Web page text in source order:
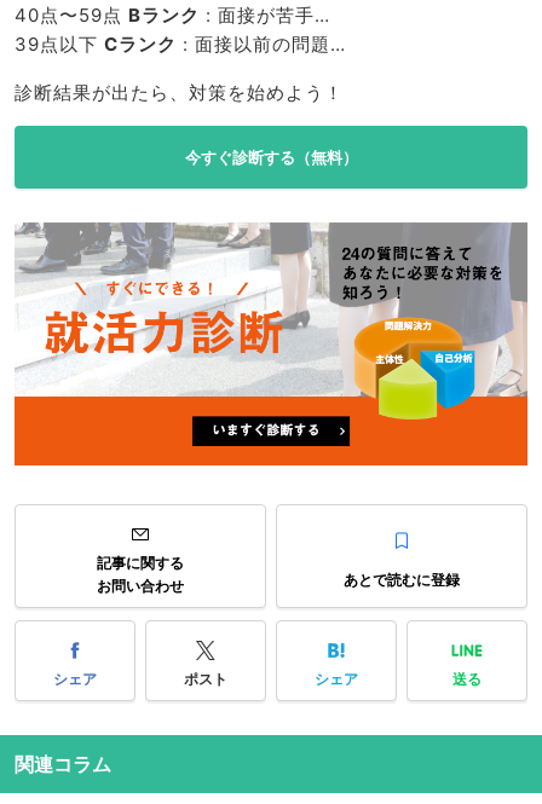
40点〜59点 Bランク : 面接が苦手…
39点以下 Cランク : 面接以前の問題…
診断結果が出たら、対策を始めよう！
今すぐ診断する（無料）
記事に関する
お問い合わせ
あとで読むに登録
シェア ポスト シェア 送る
関連コラム